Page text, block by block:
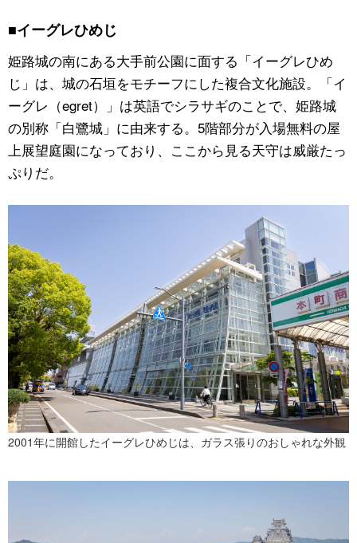
■イーグレひめじ
姫路城の南にある大手前公園に面する「イーグレひめ
じ」は、城の石垣をモチーフにした複合文化施設。「イ
ーグレ（egret）」は英語でシラサギのことで、姫路城
の別称「白鷺城」に由来する。5階部分が入場無料の屋
上展望庭園になっており、ここから見る天守は威厳たっ
ぷりだ。
2001年に開館したイーグレひめじは、ガラス張りのおしゃれな外観